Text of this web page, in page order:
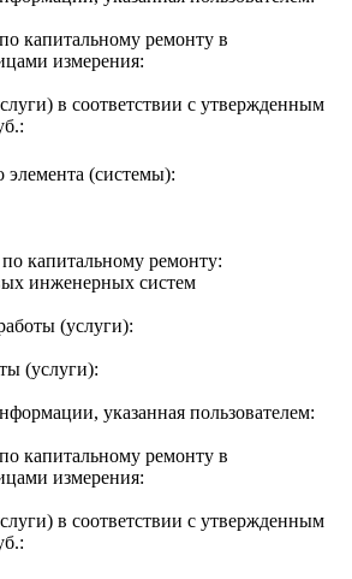
капитальному ремонту в
измерения:
в соответствии с утвержденным
элемента (системы):
капитальному ремонту:
инженерных систем
(услуги):
(услуги):
указанная пользователем:
капитальному ремонту в
измерения:
в соответствии с утвержденным